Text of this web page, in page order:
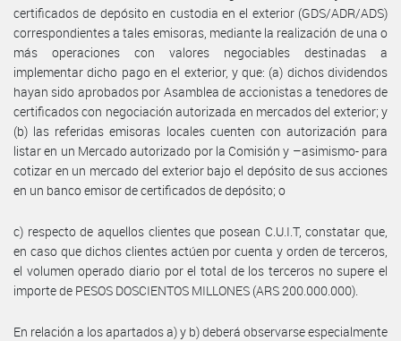
certificados de depósito en custodia en el exterior (GDS/ADR/ADS)
correspondientes a tales emisoras, mediante la realización de una o
más operaciones con valores negociables destinadas a
implementar dicho pago en el exterior, y que: (a) dichos dividendos
hayan sido aprobados por Asamblea de accionistas a tenedores de
certificados con negociación autorizada en mercados del exterior; y
(b) las referidas emisoras locales cuenten con autorización para
listar en un Mercado autorizado por la Comisión y –asimismo- para
cotizar en un mercado del exterior bajo el depósito de sus acciones
en un banco emisor de certificados de depósito; o
c) respecto de aquellos clientes que posean C.U.I.T, constatar que,
en caso que dichos clientes actúen por cuenta y orden de terceros,
el volumen operado diario por el total de los terceros no supere el
importe de PESOS DOSCIENTOS MILLONES (ARS 200.000.000).
En relación a los apartados a) y b) deberá observarse especialmente